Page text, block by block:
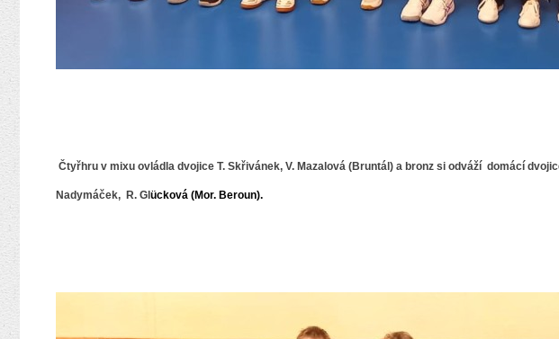
Čtyřhru v mixu ovládla dvojice T. Skřivánek, V. Mazalová (Bruntál) a bronz si odváží domácí
Nadymáček, R. Gl ücková (Mor. Beroun).